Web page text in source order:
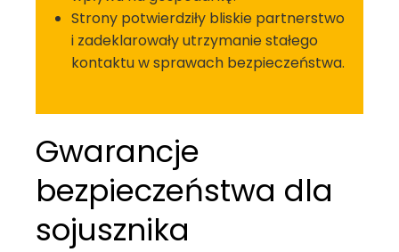
Strony potwierdziły bliskie partnerstwo
i zadeklarowały utrzymanie stałego
kontaktu w sprawach bezpieczeństwa.
Gwarancje
bezpieczeństwa dla
sojusznika